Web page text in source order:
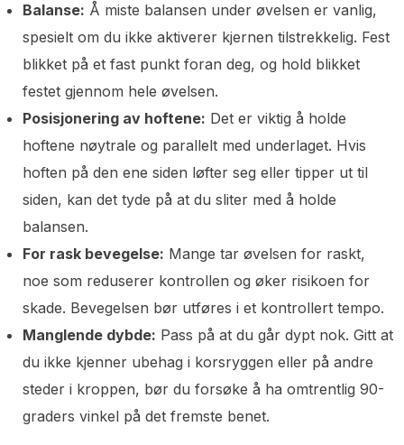
Balanse: Å miste balansen under øvelsen er vanlig,
spesielt om du ikke aktiverer kjernen tilstrekkelig. Fest
blikket på et fast punkt foran deg, og hold blikket
festet gjennom hele øvelsen.
Posisjonering av hoftene: Det er viktig å holde
hoftene nøytrale og parallelt med underlaget. Hvis
hoften på den ene siden løfter seg eller tipper ut til
siden, kan det tyde på at du sliter med å holde
balansen.
For rask bevegelse: Mange tar øvelsen for raskt,
noe som reduserer kontrollen og øker risikoen for
skade. Bevegelsen bør utføres i et kontrollert tempo.
Manglende dybde: Pass på at du går dypt nok. Gitt at
du ikke kjenner ubehag i korsryggen eller på andre
steder i kroppen, bør du forsøke å ha omtrentlig 90-
graders vinkel på det fremste benet.